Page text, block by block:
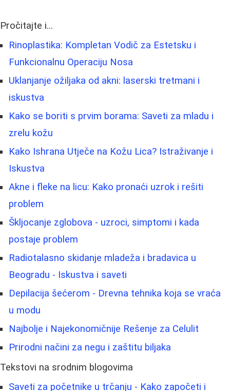
Pročitajte i...
Rinoplastika: Kompletan Vodič za Estetsku i
Funkcionalnu Operaciju Nosa
Uklanjanje ožiljaka od akni: laserski tretmani i
iskustva
Kako se boriti s prvim borama: Saveti za mladu i
zrelu kožu
Kako Ishrana Utječe na Kožu Lica? Istraživanje i
Iskustva
Akne i fleke na licu: Kako pronaći uzrok i rešiti
problem
Škljocanje zglobova - uzroci, simptomi i kada
postaje problem
Radiotalasno skidanje mladeža i bradavica u
Beogradu - Iskustva i saveti
Depilacija šećerom - Drevna tehnika koja se vraća
u modu
Najbolje i Najekonomičnije Rešenje za Celulit
Prirodni načini za negu i zaštitu biljaka
Tekstovi na srodnim blogovima
Saveti za početnike u trčanju - Kako započeti i